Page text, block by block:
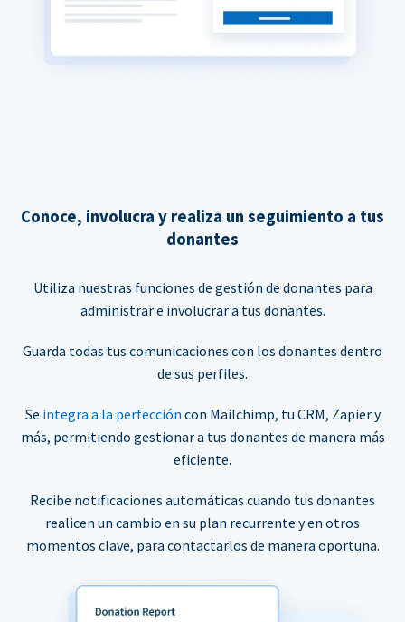
Conoce, involucra y realiza un seguimiento a tus
donantes
Utiliza nuestras funciones de gestión de donantes para
administrar e involucrar a tus donantes.
Guarda todas tus comunicaciones con los donantes dentro
de sus perfiles.
Se integra a la perfección con Mailchimp, tu CRM, Zapier y
más, permitiendo gestionar a tus donantes de manera más
eficiente.
Recibe notificaciones automáticas cuando tus donantes
realicen un cambio en su plan recurrente y en otros
momentos clave, para contactarlos de manera oportuna.